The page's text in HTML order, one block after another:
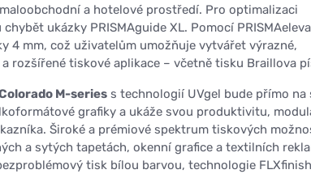
a hotelové prostředí. Pro optimalizaci
ukázky PRISMAguide XL. Pomocí
4 mm, což uživatelům umožňuje vytvářet výrazné,
rozšířené tiskové aplikace – včetně tisku Braillova
M-series s technologií UVgel bude přímo na
grafiky a ukáže svou produktivitu,
Široké a prémiové spektrum tiskových
a sytých tapetách, okenní grafice a textilních
tisk bílou barvou, technologie